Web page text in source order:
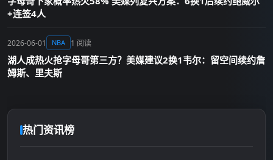
+连签4人
2026-06-01 NBA 1 阅读
湖人成热火抢字母哥第三方？美媒建议2换1韦尔：留空间续约詹
姆斯、里夫斯
热门资讯榜